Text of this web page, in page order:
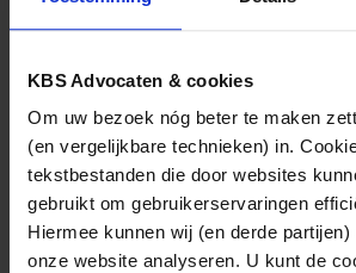
KBS Advocaten & cookies
Om uw bezoek nóg beter te maken
(en vergelijkbare technieken) in.
tekstbestanden die door websites
gebruikt om gebruikerservaringen
Hiermee kunnen wij (en derde partijen)
onze website analyseren. U kunt de
deze omstandigheden verklaren
relatief zware maatregel die is
gevolgen van kwaadheid zijn soms
oorzaken daarvan.